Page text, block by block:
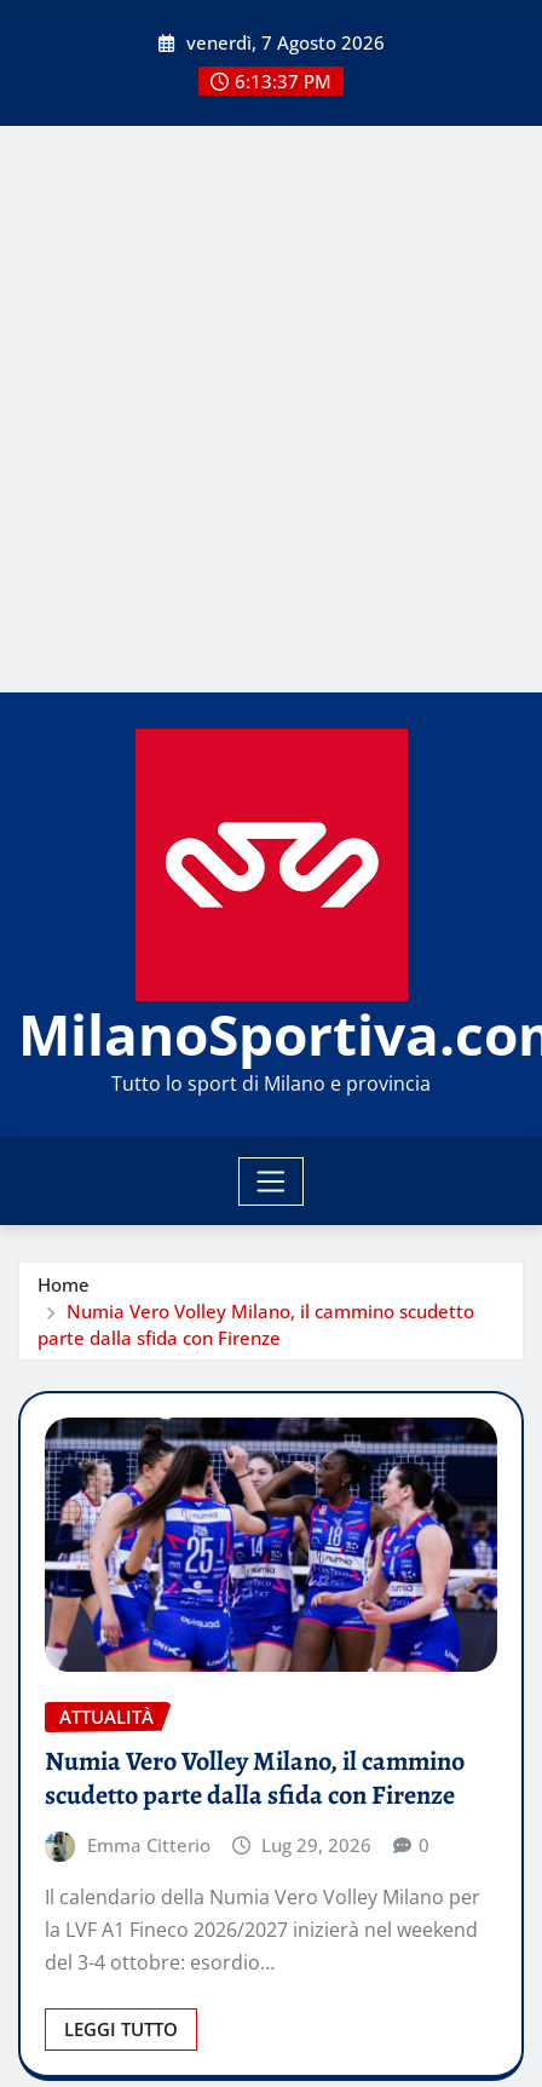
venerdì, 7 Agosto 2026
6:13:38 PM
Tutto lo sport di Milano e provincia
Home
Numia Vero Volley Milano, il cammino scudetto
parte dalla sfida con Firenze
ATTUALITÀ
Numia Vero Volley Milano, il cammino
scudetto parte dalla sfida con Firenze
Emma Citterio Lug 29, 2026 0
Il calendario della Numia Vero Volley Milano per
la LVF A1 Fineco 2026/2027 inizierà nel weekend
del 3-4 ottobre: esordio…
LEGGI TUTTO